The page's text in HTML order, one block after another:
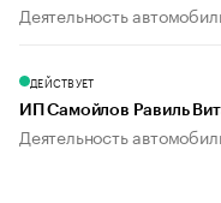
Деятельность
ДЕЙСТВУЕТ
ИП Самойлов Равиль
Деятельность